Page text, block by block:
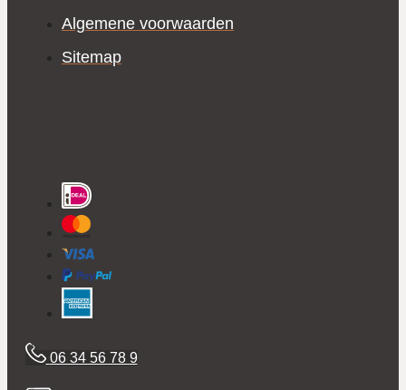
Algemene voorwaarden
Sitemap
06 34 56 78 9